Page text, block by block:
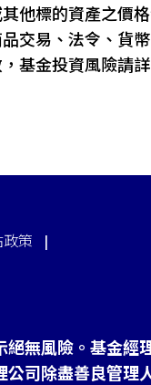
他標的資產之價
交易、法令、貨
基金投資風險請
策
無風險。基金經
司除盡善良管理